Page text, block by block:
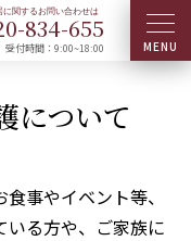
834-655
受付時間：9:00~18:00
について
事やイベント等、
いる方や、ご家族に